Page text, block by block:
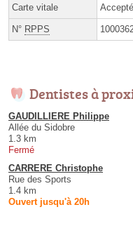
Carte vitale
N° RPPS
Dentistes à
GAUDILLIERE Philippe
Allée du Sidobre
1.3 km
Fermé
CARRERE Christophe
Rue des Sports
1.4 km
Ouvert jusqu'à 20h